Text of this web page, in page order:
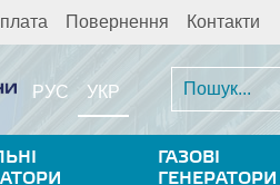
Повернення Контакти
РУС УКР
ГАЗОВІ
ГЕНЕРАТОРИ